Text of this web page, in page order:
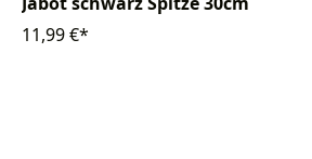
11,99 €*